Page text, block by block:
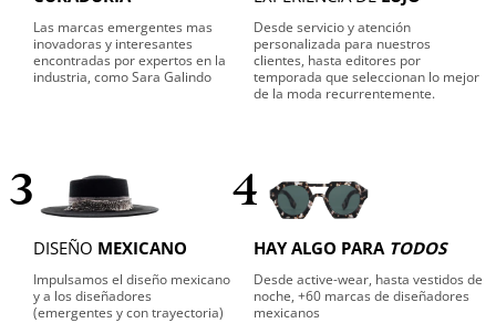
Las marcas emergentes mas
inovadoras y interesantes
encontradas por expertos en la
industria, como Sara Galindo
Desde servicio y atención
personalizada para nuestros
clientes, hasta editores por
temporada que seleccionan lo mejor
de la moda recurrentemente.
3
DISEÑO MEXICANO
Impulsamos el diseño mexicano
y a los diseñadores
(emergentes y con trayectoria)
4
HAY ALGO PARA TODOS
Desde active-wear, hasta vestidos de
noche, +60 marcas de diseñadores
mexicanos